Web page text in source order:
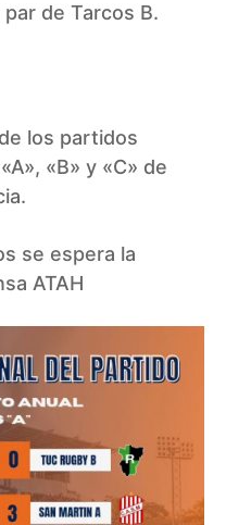
de Tarcos B.
los partidos
«B» y «C» de
se espera la
ATAH